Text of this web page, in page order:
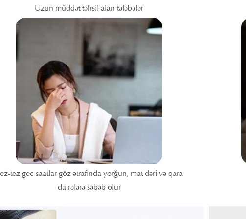
Uzun müddət təhsil alan tələbələr
tez gec saatlar göz ətrafında yorğun, mat dəri və qara
dairələrə səbəb olur